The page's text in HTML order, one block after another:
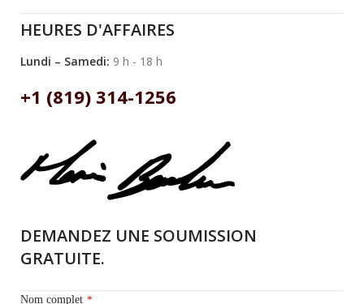
HEURES D'AFFAIRES
Lundi – Samedi: 9 h - 18 h
+1 (819) 314-1256
DEMANDEZ UNE SOUMISSION
GRATUITE.
Nom complet *